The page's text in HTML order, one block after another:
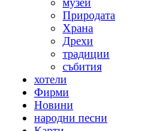
Природата
Храна
Дрехи
традиции
събития
хотели
Фирми
Новини
народни песни